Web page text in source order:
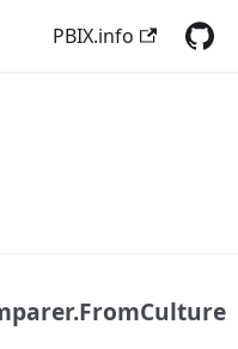
PBIX.info